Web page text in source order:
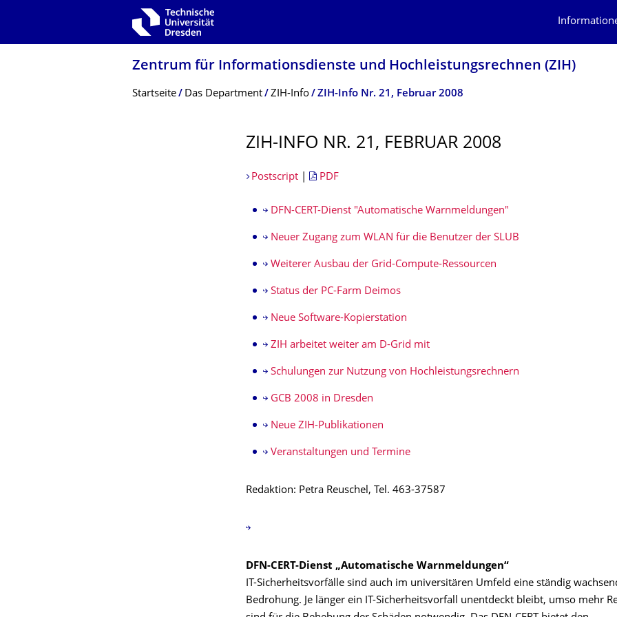
Zur Hauptnavigation springen
Zentrum für Informations­dienste und Hochleistungs­rechnen (ZIH)
Breadcrumb-Menü
Startseite Das Department ZIH-Info ZIH-Info Nr. 21, Februar 2008
ZIH-INFO NR. 21, FEBRUAR 2008
Postscript| PDF
DFN-CERT-Dienst "Automatische Warnmeldungen"
Neuer Zugang zum WLAN für die Benutzer der SLUB
Weiterer Ausbau der Grid-Compute-Ressourcen
Status der PC-Farm Deimos
Neue Software-Kopierstation
ZIH arbeitet weiter am D-Grid mit
Schulungen zur Nutzung von Hochleistungsrechnern
GCB 2008 in Dresden
Neue ZIH-Publikationen
Veranstaltungen und Termine
Redaktion: Petra Reuschel, Tel. 463-37587
DFN-CERT-Dienst „Automatische Warnmeldungen“
IT-Sicherheitsvorfälle sind auch im universitären Umfeld eine ständig
Bedrohung. Je länger ein IT-Sicherheitsvorfall unentdeckt bleibt, umso mehr